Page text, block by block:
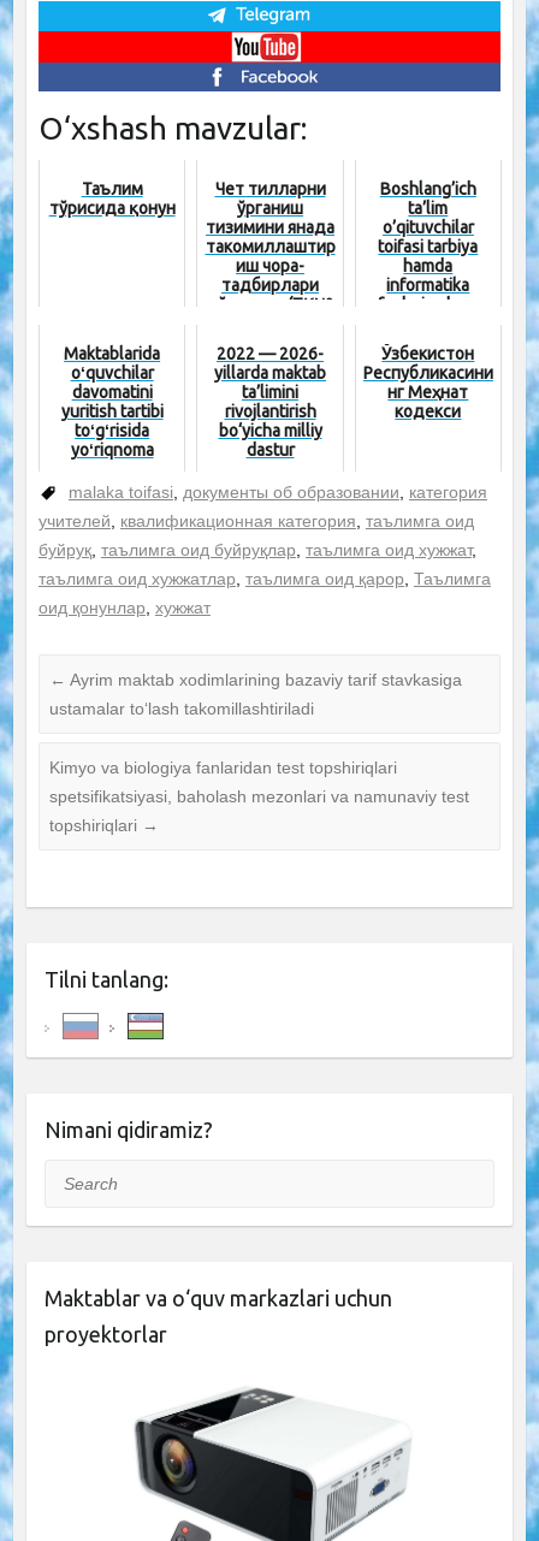
O‘xshash mavzular:
Таълим
тўғрисида қонун
Чет тилларни
ўрганиш
тизимини янада
такомиллаштир
иш чора-
тадбирлари
тўғрисида (ПҚ№
Boshlang’ich
ta’lim
o’qituvchilar
toifasi tarbiya
hamda
informatika
fanlariga ham
Maktablarida
oʻquvchilar
davomatini
yuritish tartibi
toʻgʻrisida
yoʻriqnoma
2022 — 2026-
yillarda maktab
ta’limini
rivojlantirish
bo‘yicha milliy
dastur
Ўзбекистон
Республикасини
нг Меҳнат
кодекси
malaka toifasi документы об образовании
категория
учителей
квалификационная категория таълимга оид
буйруқ, таълимга оид буйруқлар таълимга оид хужжат,
таълимга оид хужжатлар таълимга оид қарор Таълимга
оид қонунлар хужжат
← Ayrim maktab xodimlarining bazaviy tarif stavkasiga
ustamalar to‘lash takomillashtiriladi
Kimyo va biologiya fanlaridan test topshiriqlari
spetsifikatsiyasi, baholash mezonlari va namunaviy test
topshiriqlari →
Tilni tanlang:
Nimani qidiramiz?
Search
Maktablar va o‘quv markazlari uchun
proyektorlar